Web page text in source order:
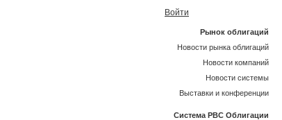
Войти
Рынок облигаций
Новости рынка облигаций
Новости компаний
Новости системы
Выставки и конференции
Система РВС Облигации